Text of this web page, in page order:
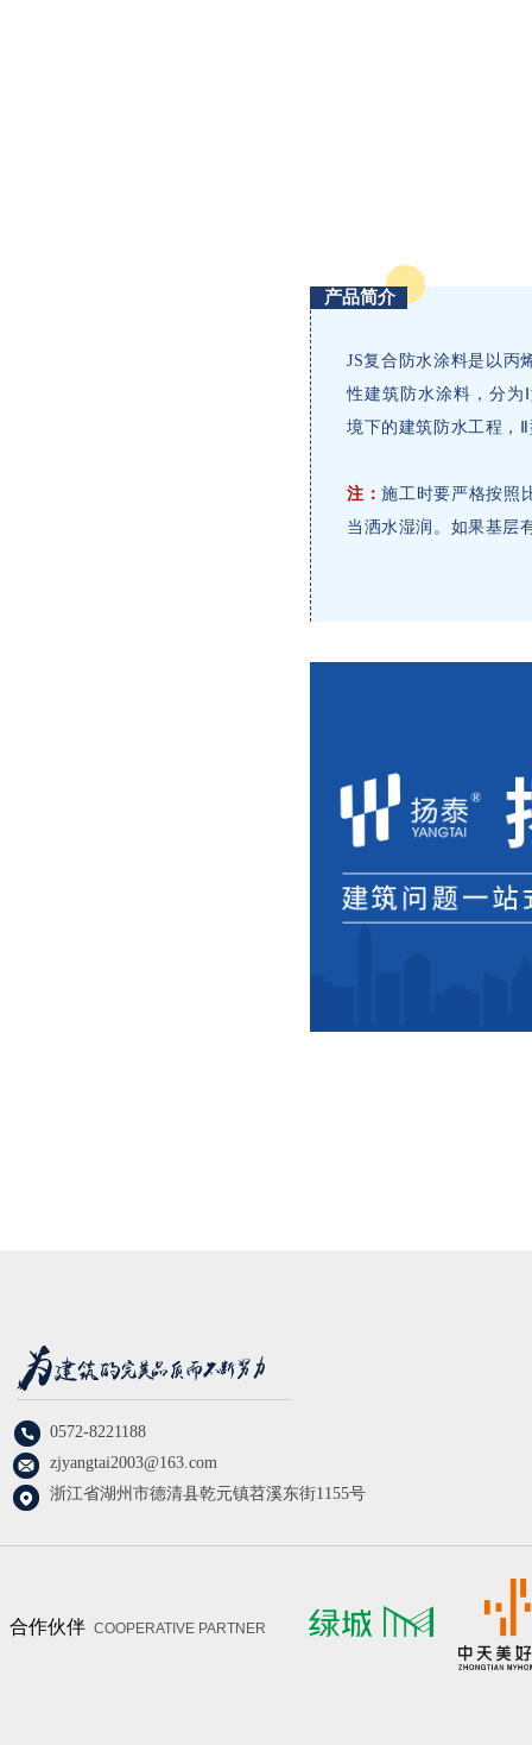
产品简介
JS复合防水涂料是以丙
性建筑防水涂料，分为
境下的建筑防水工程，
注：施工时要严格按照
当洒水湿润。如果基
0572-8221188
zjyangtai2003@163.com
浙江省湖州市德清县乾元镇苕溪东街1155号
合作伙伴 COOPERATIVE PARTNER